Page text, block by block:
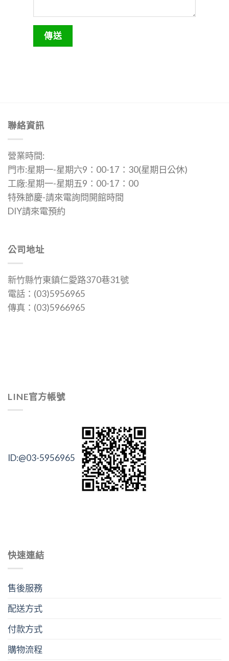
聯絡資訊
營業時間:
門市:星期一-星期六9：00-17：30(星期日公休)
工廠:星期一-星期五9：00-17：00
特殊節慶-請來電詢問開館時間
DIY請來電預約
公司地址
新竹縣竹東鎮仁愛路370巷31號
電話：(03)5956965
傳真：(03)5966965
LINE官方帳號
ID:@03-5956965
快速連結
售後服務
配送方式
付款方式
購物流程